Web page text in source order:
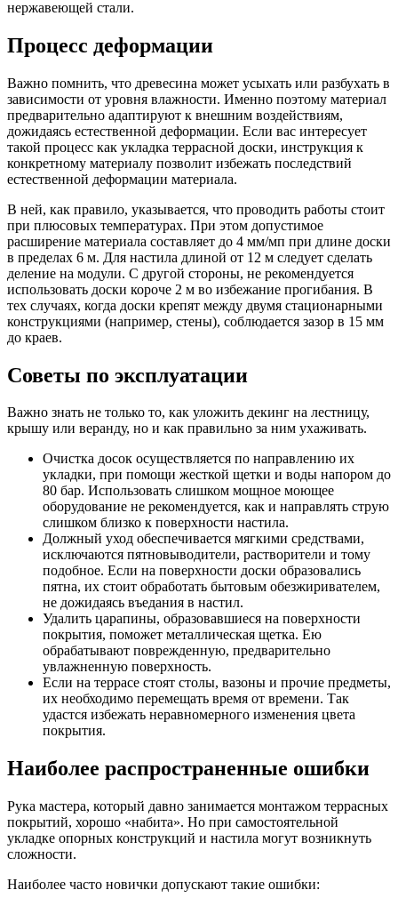
нержавеющей стали.
Процесс деформации
Важно помнить, что древесина может усыхать или разбухать в
зависимости от уровня влажности. Именно поэтому материал
предварительно адаптируют к внешним воздействиям,
дожидаясь естественной деформации. Если вас интересует
такой процесс как укладка террасной доски, инструкция к
конкретному материалу позволит избежать последствий
естественной деформации материала.
В ней, как правило, указывается, что проводить работы стоит
при плюсовых температурах. При этом допустимое
расширение материала составляет до 4 мм/мп при длине доски
в пределах 6 м. Для настила длиной от 12 м следует сделать
деление на модули. С другой стороны, не рекомендуется
использовать доски короче 2 м во избежание прогибания. В
тех случаях, когда доски крепят между двумя стационарными
конструкциями (например, стены), соблюдается зазор в 15 мм
до краев.
Советы по эксплуатации
Важно знать не только то, как уложить декинг на лестницу,
крышу или веранду, но и как правильно за ним ухаживать.
Очистка досок осуществляется по направлению их
укладки, при помощи жесткой щетки и воды напором до
80 бар. Использовать слишком мощное моющее
оборудование не рекомендуется, как и направлять струю
слишком близко к поверхности настила.
Должный уход обеспечивается мягкими средствами,
исключаются пятновыводители, растворители и тому
подобное. Если на поверхности доски образовались
пятна, их стоит обработать бытовым обезжиривателем,
не дожидаясь въедания в настил.
Удалить царапины, образовавшиеся на поверхности
покрытия, поможет металлическая щетка. Ею
обрабатывают поврежденную, предварительно
увлажненную поверхность.
Если на террасе стоят столы, вазоны и прочие предметы,
их необходимо перемещать время от времени. Так
удастся избежать неравномерного изменения цвета
покрытия.
Наиболее распространенные ошибки
Рука мастера, который давно занимается монтажом террасных
покрытий, хорошо «набита». Но при самостоятельной
укладке опорных конструкций и настила могут возникнуть
сложности.
Наиболее часто новички допускают такие ошибки: